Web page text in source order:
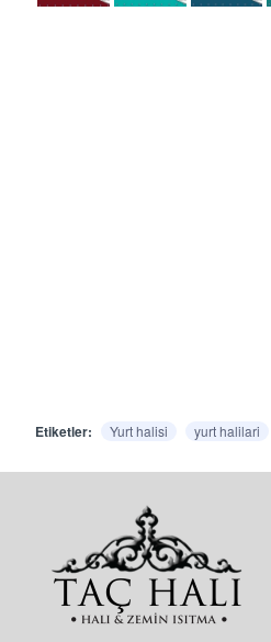
Etiketler: Yurt halisi yurt halilari